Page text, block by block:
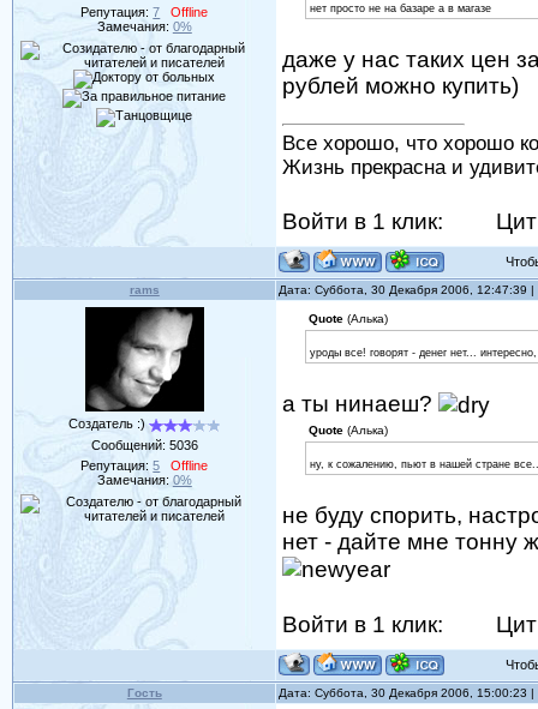
Репутация:7
Offline
Замечания: 0%
нет просто не на базаре а в магазе
даже у нас таких цен
рублей можно купить)
Все хорошо, что хорошо
Жизнь прекрасна и
Войти в 1 клик:
rams Дата: Суббота, 30 Декабря 2006, 12:47:39
Создатель :)
Сообщений: 5036
Репутация:5
Offline
Замечания: 0%
Quote(Алька)
уроды все! говорят - денег нет...
а ты нинаеш?
Quote(Алька)
ну, к сожалению, пьют в нашей стране
не буду спорить,
нет - дайте мне тонну
Войти в 1 клик:
Гость Дата: Суббота, 30 Декабря 2006, 15:00:23